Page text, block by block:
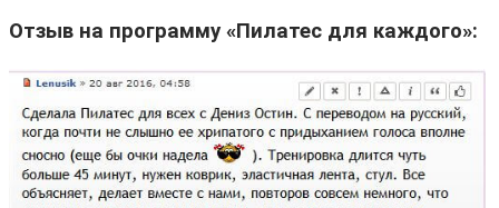
Отзыв на программу «Пилатес для каждого»: